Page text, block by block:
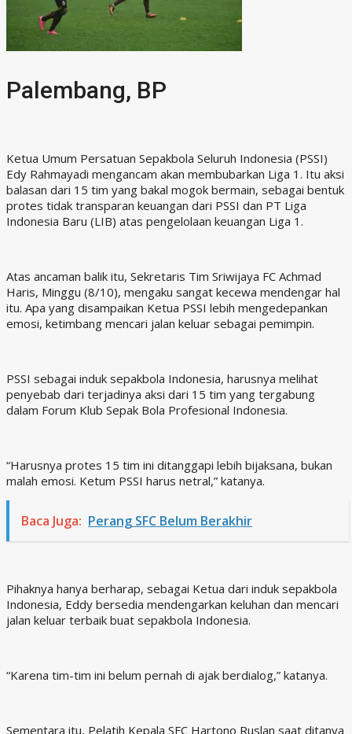
Palembang, BP
Ketua Umum Persatuan Sepakbola Seluruh Indonesia (PSSI)
Edy Rahmayadi mengancam akan membubarkan Liga 1. Itu aksi
balasan dari 15 tim yang bakal mogok bermain, sebagai bentuk
protes tidak transparan keuangan dari PSSI dan PT Liga
Indonesia Baru (LIB) atas pengelolaan keuangan Liga 1.
Atas ancaman balik itu, Sekretaris Tim Sriwijaya FC Achmad
Haris, Minggu (8/10), mengaku sangat kecewa mendengar hal
itu. Apa yang disampaikan Ketua PSSI lebih mengedepankan
emosi, ketimbang mencari jalan keluar sebagai pemimpin.
PSSI sebagai induk sepakbola Indonesia, harusnya melihat
penyebab dari terjadinya aksi dari 15 tim yang tergabung
dalam Forum Klub Sepak Bola Profesional Indonesia.
“Harusnya protes 15 tim ini ditanggapi lebih bijaksana, bukan
malah emosi. Ketum PSSI harus netral,” katanya.
Baca Juga: Perang SFC Belum Berakhir
Pihaknya hanya berharap, sebagai Ketua dari induk sepakbola
Indonesia, Eddy bersedia mendengarkan keluhan dan mencari
jalan keluar terbaik buat sepakbola Indonesia.
“Karena tim-tim ini belum pernah di ajak berdialog,” katanya.
Sementara itu, Pelatih Kepala SFC Hartono Ruslan saat ditanya